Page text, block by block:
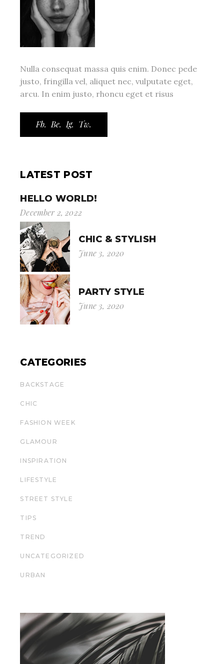
Nulla consequat massa quis enim. Donec pede
justo, fringilla vel, aliquet nec, vulputate eget,
arcu. In enim justo, rhoncu eget et risus
Fb. Be. Ig. Tw.
LATEST POST
HELLO WORLD!
December 2, 2022
CHIC & STYLISH
June 3, 2020
PARTY STYLE
June 3, 2020
CATEGORIES
BACKSTAGE
CHIC
FASHION WEEK
GLAMOUR
INSPIRATION
LIFESTYLE
STREET STYLE
TIPS
TREND
UNCATEGORIZED
URBAN